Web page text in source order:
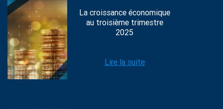
La croissance économique
au troisième trimestre
2025
Lire la suite